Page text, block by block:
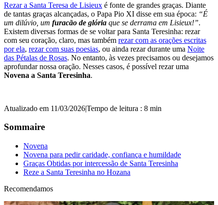
Rezar a Santa Teresa de Lisieux é fonte de grandes graças. Diante
de tantas graças alcançadas, o Papa Pio XI disse em sua época: “É
um dilúvio, um furacão de glória que se derrama em Lisieux!”.
Existem diversas formas de se voltar para Santa Teresinha: rezar
com seu coração, claro, mas também rezar com as orações escritas
por ela, rezar com suas poesias, ou ainda rezar durante uma Noite
das Pétalas de Rosas. No entanto, às vezes precisamos ou desejamos
aprofundar nossa oração. Nesses casos, é possível rezar uma
Novena a Santa Teresinha.
Atualizado em 11/03/2026|Tempo de leitura : 8 min
Sommaire
Novena
Novena para pedir caridade, confiança e humildade
Graças Obtidas por intercessão de Santa Teresinha
Reze a Santa Teresinha no Hozana
Recomendamos